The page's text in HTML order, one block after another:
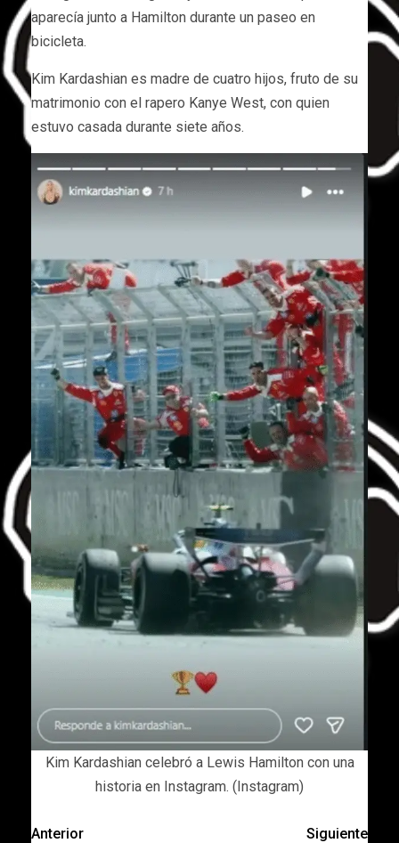
aparecía junto a Hamilton durante un paseo en
bicicleta.
Kim Kardashian es madre de cuatro hijos, fruto de su
matrimonio con el rapero Kanye West, con quien
estuvo casada durante siete años.
Kim Kardashian celebró a Lewis Hamilton con una
historia en Instagram. (Instagram)
Anterior
Siguiente